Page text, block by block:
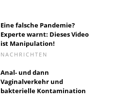
Eine falsche Pandemie?
Experte warnt: Dieses Video
ist Manipulation!
NACHRICHTEN
Anal- und dann
Vaginalverkehr und
bakterielle Kontamination